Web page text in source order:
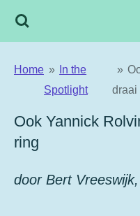
Ga
de
hoofdinhoud
Home » In the
Spotlight
»
draai
Ook Yannick
ring
door Bert